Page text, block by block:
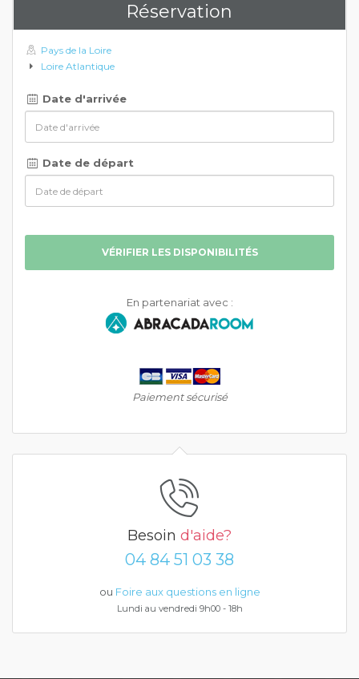
Réservation
Pays de la Loire
Loire Atlantique
Date d'arrivée
Date de départ
VÉRIFIER LES DISPONIBILITÉS
En partenariat avec :
Paiement sécurisé
Besoin d'aide?
04 84 51 03 38
ou Foire aux questions en ligne
Lundi au vendredi 9h00 - 18h